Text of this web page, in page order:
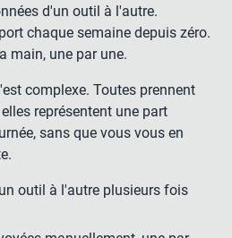
d'un outil à l'autre.
chaque semaine depuis zéro.
main, une par une.
complexe. Toutes prennent
représentent une part
sans que vous vous en
outil à l'autre plusieurs fois